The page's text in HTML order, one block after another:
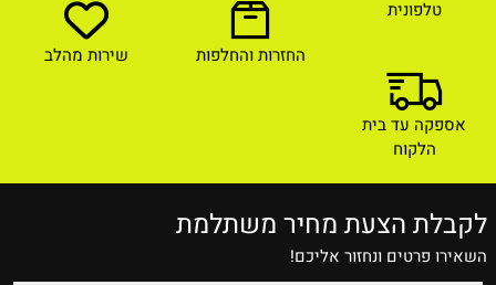
טלפונית
החזרות והחלפות שירות מהלב
אספקה עד בית
הלקוח
לקבלת הצעת מחיר משתלמת
השאירו פרטים ונחזור אליכם!